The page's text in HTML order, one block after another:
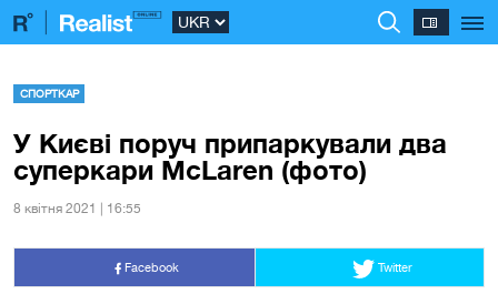
СПОРТКАР
У Києві поруч припаркували два
суперкари McLaren (фото)
8 квiтня 2021 | 16:55
Facebook Twitter